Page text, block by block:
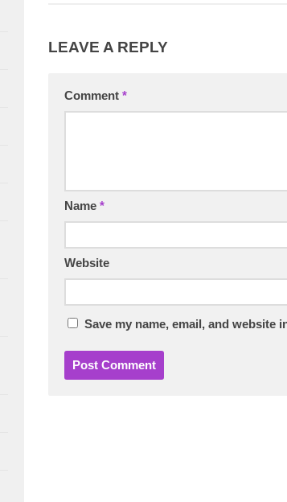
LEAVE A REPLY
Comment *
Name *
Website
Save my name, email, and website